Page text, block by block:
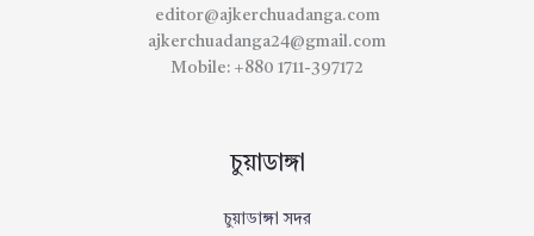
editor@ajkerchuadanga.com
ajkerchuadanga24@gmail.com
Mobile: +880 1711-397172
চুয়াডাঙ্গা
চুয়াডাঙ্গা সদর